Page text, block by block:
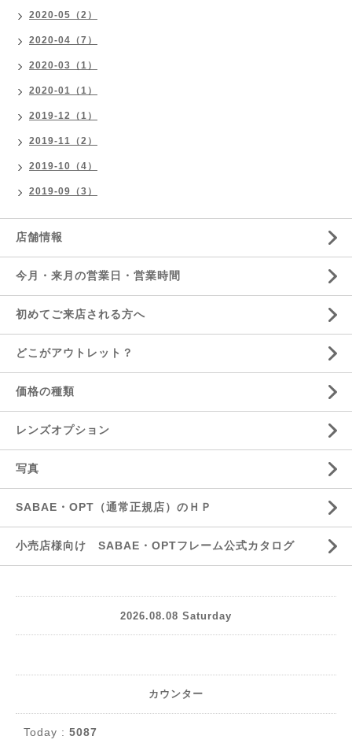
2020-05（2）
2020-04（7）
2020-03（1）
2020-01（1）
2019-12（1）
2019-11（2）
2019-10（4）
2019-09（3）
店舗情報
今月・来月の営業日・営業時間
初めてご来店される方へ
どこがアウトレット？
価格の種類
レンズオプション
写真
SABAE・OPT（通常正規店）のＨＰ
小売店様向け SABAE・OPTフレーム公式カタログ
2026.08.08 Saturday
カウンター
Today : 5087